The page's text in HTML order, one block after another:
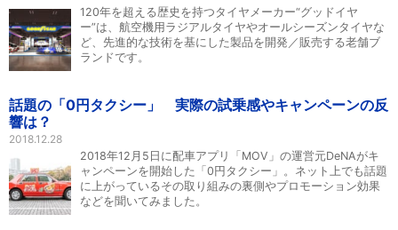
120年を超える歴史を持つタイヤメーカー“グッドイヤ
ー”は、航空機用ラジアルタイヤやオールシーズンタイヤな
ど、先進的な技術を基にした製品を開発／販売する老舗ブ
ランドです。
話題の「0円タクシー」 実際の試乗感やキャンペーンの反
響は？
2018.12.28
2018年12月5日に配車アプリ「MOV」の運営元DeNAがキ
ャンペーンを開始した「0円タクシー」。ネット上でも話題
に上がっているその取り組みの裏側やプロモーション効果
などを聞いてみました。